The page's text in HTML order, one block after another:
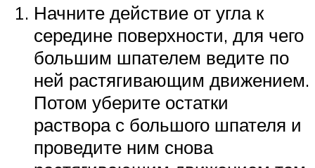
Начните действие от угла к
середине поверхности, для чего
большим шпателем ведите по
ней растягивающим движением.
Потом уберите остатки
раствора с большого шпателя и
проведите ним снова